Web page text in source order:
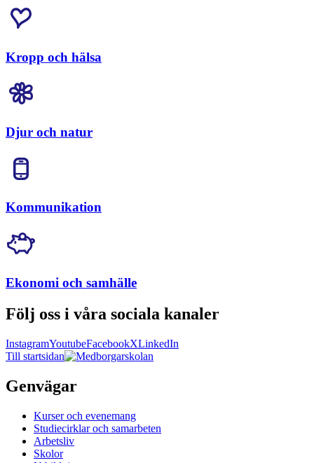
Kropp och hälsa
Djur och natur
Kommunikation
Ekonomi och samhälle
Följ oss i våra sociala kanaler
InstagramYoutubeFacebookXLinkedIn
Till startsidan
Genvägar
Kurser och evenemang
Studiecirklar och samarbeten
Arbetsliv
Skolor